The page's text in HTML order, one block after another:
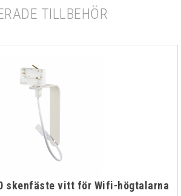
TILLBEHÖR
skenfäste vitt för Wifi-högtalarna